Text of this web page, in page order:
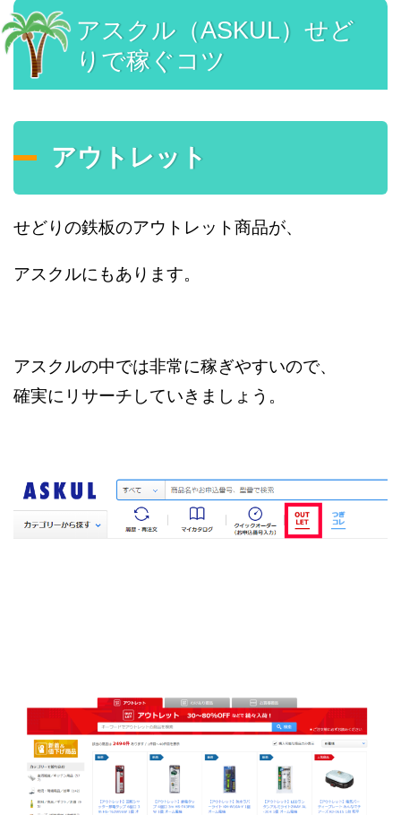
アスクル（ASKUL）せど
りで稼ぐコツ
アウトレット
せどりの鉄板のアウトレット商品が、
アスクルにもあります。
アスクルの中では非常に稼ぎやすいので、
確実にリサーチしていきましょう。